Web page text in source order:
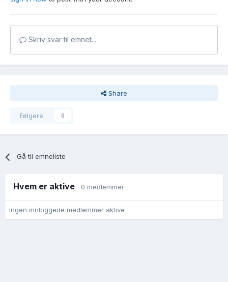
Skriv svar til emnet...
Share
Følgere 0
Gå til emneliste
Hvem er aktive 0 medlemmer
Ingen innloggede medlemmer aktive